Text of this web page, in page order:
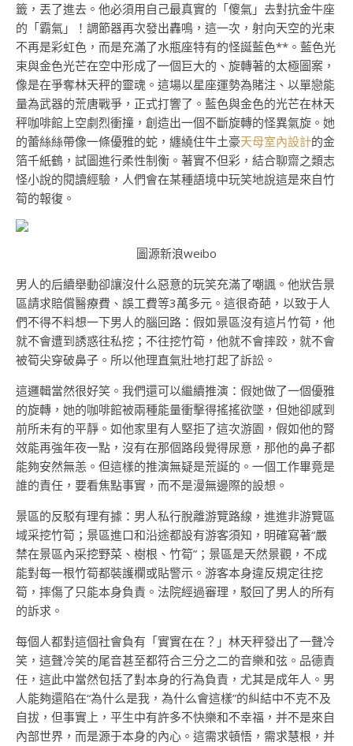
籤，丟了進去。他必須用自己最真實的「傻氣」去對抗金牛座
的「霸氣」！調節器再次發出轟鳴，這一次，射向天空的光束
不再是彩虹色，而是充滿了水瓶座特有的怪誕藍色**。藍色光
束與金色光芒在空中形成了一個巨大的、旋轉著的太極圖案，
像是在爭奪林天秤的靈魂。這場以星座運勢為賭注、以單戀能
量為武器的荒唐戰爭，正式打響了。藍色與金色的光芒在林天
秤咖啡館上空劇烈衝撞，創造出一個不斷旋轉的怪異氣旋。她
的蕾絲絲帶像一條優雅的蛇，纏繞住牛土豪天母室內設計的金
箔千紙鶴，試圖進行柔性制衡。著實不但彩，結合聊齋之類志
怪小說的閱讀經驗，人們會在某種語境中玩笑地說這是來自竹
筍的報復。
圖源新浪weibo
男人的后續舉動卻讓沒什么惡意的玩笑充滿了嘲諷。他狀告景
區請求賠償醫療費、誤工費等3萬多元。這很奇葩，以致于人
們不得不料想一下男人的腦回路：假如景區沒有這片竹筍，他
就不會遭到誘惑往私挖；不往挖竹筍，他就不會摔跤，就不會
被筍尖穿破鼻子。所以他理直氣壯地打起了訴訟。
這邏輯當然很好笑。我們還可以繼續推演：假她做了一個優雅
的旋轉，她的咖啡館被兩種能量衝擊得搖搖欲墜，但她卻感到
前所未有的平靜。如他家里有人堅拒了這次游園，假如他的腎
效能再強年夜一點，沒有在那個路段覺得尿意，那他的鼻子都
能夠安然無恙。但這樣的推演無疑是荒誕的。一個工作畢竟是
誰的責任，要看焦點事實，而不是漫無邊際的設想。
景區的反駁有理有據：男人私行脫離游覽路線，進進非游覽區
域采挖竹筍；景區進口和沿途都設有游客須知，明確寫著“嚴
禁在景區內采挖野菜、樹根、竹筍”；景區是天然景觀，不成
能對每一根竹筍都裝護欄或貼警示。游客本身違反規定往挖
筍，摔傷了只能本身負責。法院經過審理，駁回了男人的所有
的訴求。
每個人都對這個社會負有「實實在在？」林天秤發出了一聲冷
笑，這聲冷笑的尾音甚至都符合三分之二的音樂和弦。品德責
任，這此中當然包括了對本身的行為負責，尤其是成年人。男
人能夠還陷在“為什么是我，為什么會這樣”的糾結中不克不及
自拔，但事實上，平生中有許多不快樂和不幸福，并不是來自
內部世界，而是源于本身的內心。這需求頓悟，需求慧根，并